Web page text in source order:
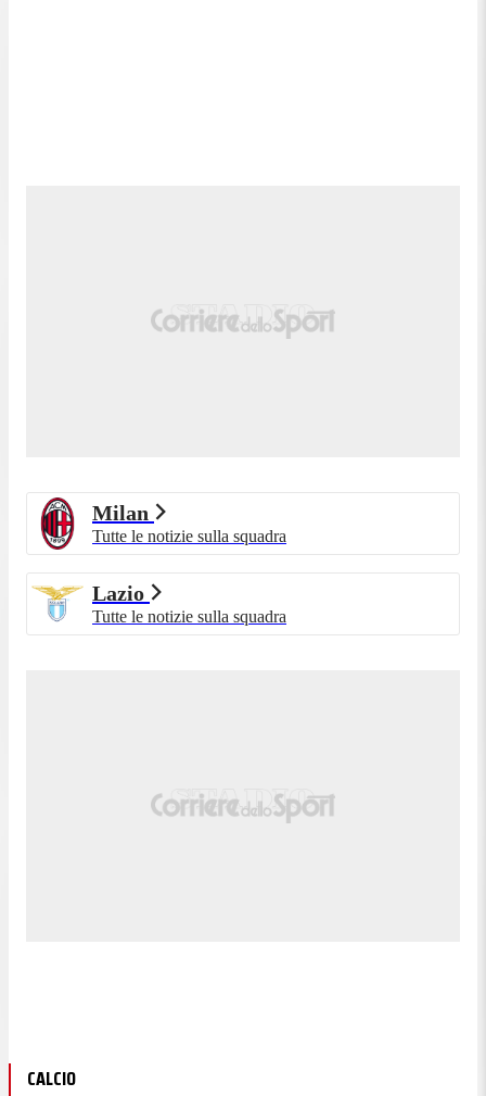
Milan
Tutte le notizie sulla squadra
Lazio
Tutte le notizie sulla squadra
CALCIO